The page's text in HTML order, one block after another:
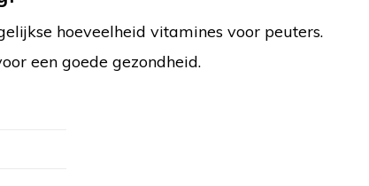
hoeveelheid vitamines voor peuters.
een goede gezondheid.